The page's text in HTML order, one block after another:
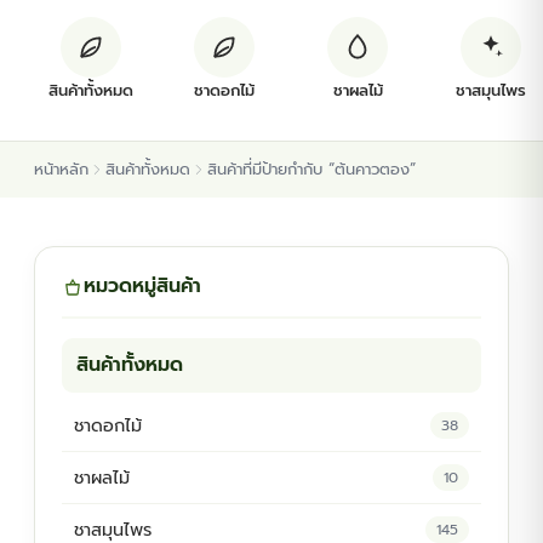
ต้นพันธุ์สมุนไพร
ต้นพันธุ์ไม้ป่า
สินค้าทั้งหมด ชาดอกไม้ ชาผลไม้ ชาสมุนไพร
หน้าหลัก สินค้าทั้งหมด สินค้าที่มีป้ายกำกับ “ต้นคาวตอง”
หมวดหมู่สินค้า
สินค้าทั้งหมด
ชาดอกไม้ 38
ชาผลไม้ 10
ชาสมุนไพร 145